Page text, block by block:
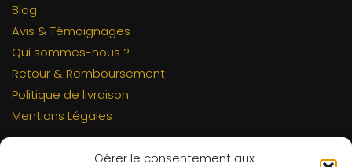
Gérer le consentement aux
Blog
Avis & Témoignages
Qui sommes-nous ?
Retour & Remboursement
Politique de livraison
Mentions Légales